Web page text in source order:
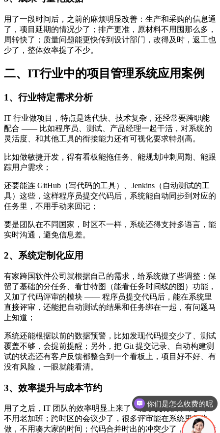
用了一段时间后，之前的麻烦明显改善：生产和采购的信息通
了，项目延期的情况少了；排产更准，原材料不用囤那么多，
周转快了；质量问题能更快传到设计部门，改得及时，返工也
少了，整体效率提了不少。
二、IT行业中的项目管理系统应用案例
1、行业特定需求分析
IT 行业做项目，特点是迭代快、技术复杂，还经常要跨职能
配合 —— 比如程序员、测试、产品经理一起干活，对系统的
灵活度、和其他工具的衔接能力还有可视化要求特别高。
比如做敏捷开发，得有看板能拖任务、能规划冲刺周期、能跟
踪用户需求；
还要能连 GitHub（写代码的工具）、Jenkins（自动测试的工
具）这些，这样程序员提交代码后，系统能自动同步到对应的
任务里，不用手动来回记；
要是团队在不同国家，时区不一样，系统还得支持多语言，能
实时沟通，避免信息差。
2、系统定制化应用
有家跨国软件公司就根据自己的需求，给系统做了些调整：保
留了基础的分任务、看甘特图（能看任务时间线的图）功能，
又加了代码评审的模块 —— 程序员提交代码后，能在系统里
直接评审，还能把自动测试的结果和任务绑在一起，有问题马
上知道；
系统还能根据以前的数据预警，比如发现代码提交少了、测试
覆盖不够，会提前提醒；另外，把 Git 提交记录、自动构建测
试的状态还有客户反馈都整合到一个看板上，项目好不好、有
没有风险，一眼就能看清。
3、效率提升与成本节约
用了之后，IT 团队的效率明显上来了：需求交付快了不少，
不用老加班；跨时区的会议少了，很多评审能在系统里异步
做，不用凑大家的时间；代码合并时出的冲突少了，生产环境
现在有优惠活动吗